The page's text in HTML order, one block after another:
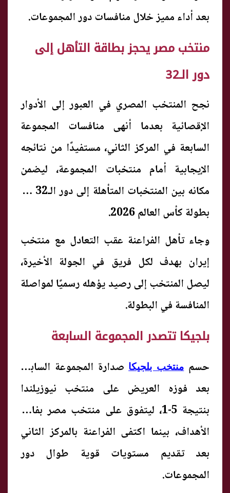
بعد أداء مميز خلال منافسات دور المجموعات.
منتخب مصر يحجز بطاقة التأهل إلى
دور الـ32
نجح المنتخب المصري في العبور إلى الأدوار
الإقصائية بعدما أنهى منافسات المجموعة
السابعة في المركز الثاني، مستفيدًا من نتائجه
الإيجابية أمام منتخبات المجموعة، ليضمن
مكانه بين المنتخبات المتأهلة إلى دور الـ32 من
بطولة كأس العالم 2026.
وجاء تأهل الفراعنة عقب التعادل مع منتخب
إيران بهدف لكل فريق في الجولة الأخيرة،
ليصل المنتخب إلى رصيد يؤهله رسميًا لمواصلة
المنافسة في البطولة.
بلجيكا تتصدر المجموعة السابعة
حسممنتخب بلجيكاصدارة المجموعة السابعة
بعد فوزه العريض على منتخب نيوزيلندا
بنتيجة 5-1، ليتفوق على منتخب مصر بفارق
الأهداف، بينما اكتفى الفراعنة بالمركز الثاني
بعد تقديم مستويات قوية طوال دور
المجموعات.